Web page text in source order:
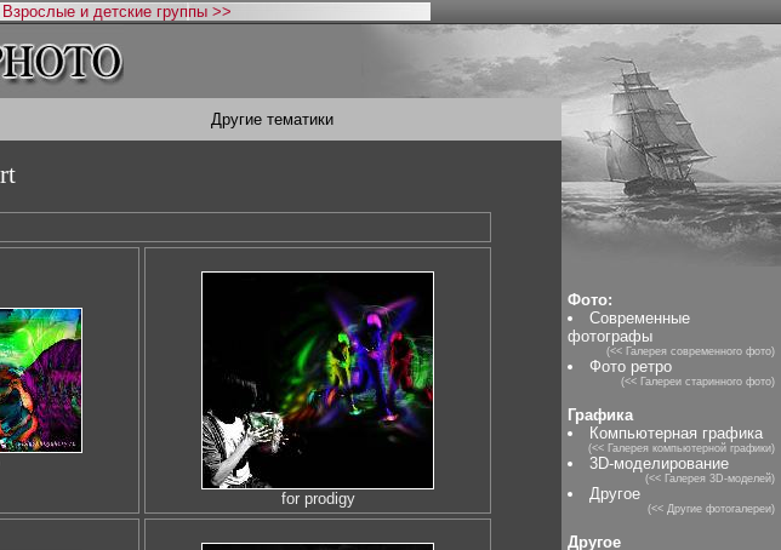
и детские группы >>
Другие тематики
for prodigy
Фото:
Современные
фотографы
(<< Галерея современного фото)
Фото ретро
(<< Галереи старинного фото)
Графика
Компьютерная графика
(<< Галерея компьютерной графики)
3D-моделирование
(<< Галерея 3D-моделей)
Другое
(<< Другие фотогалереи)
Другое